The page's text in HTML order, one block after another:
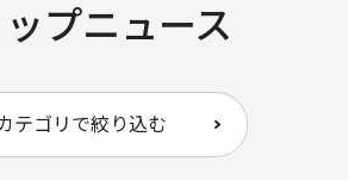
プニュース
テゴリで絞り込む